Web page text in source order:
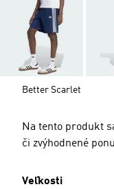
Better Scarlet
Na tento produkt
či zvýhodnené
Veľkosti